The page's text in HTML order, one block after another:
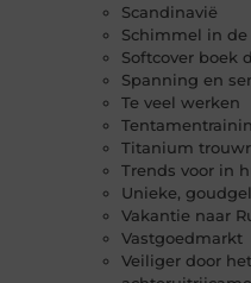
Scandinavië
Schimmel in
Softcover boek
Spanning en
Te veel werken
Titanium
Trends voor in
Unieke,
Vakantie naar
Vastgoedmarkt
Veiliger door